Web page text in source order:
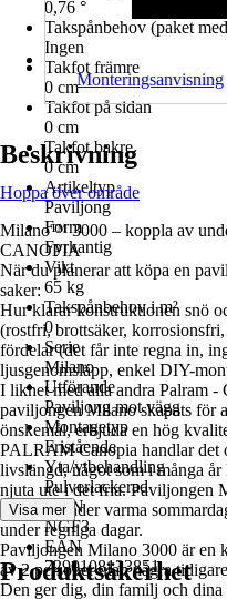
0,76 °
Takspånbehov (paket
Ingen
Takfot främre
0 cm
Takfot på sidan
0 cm
Takfot bakre
0 cm
Artikeltyp
Paviljong
Form
Fyrkantig
Vikt
65 kg
Takspånbehov i m²
0
Serie
Milano
Utförande
Paviljong mot vägg
Montagetyp
Fristående
Yta/ytbehandling
Pulverlackerad
AKN
NGF3
EAN
7290108133851
Monteringsanvisning
Beskrivning
Hoppa över område
Milano™ 3000 – koppla av
CANOPIA
När du planerar att köpa en
saker:
Hur klarar konstruktionen snö
(rostfri, brottsäker,
fördelar (det får inte regna in,
ljusgenomsläpp, enkel DIY-
I likhet med alla andra Palram
paviljongen Milano skapats för
önskemål, erbjuda en hög
PALRAM Canopia handlar det
livslängd, något som i många
njuta ute i det fria. Paviljongen
sval oas under varma
under regniga dagar.
Paviljongen Milano 3000 är en
av 2 personer utan några
Den ger dig, din familj och dina
Visa mer
Produktsäkerhet